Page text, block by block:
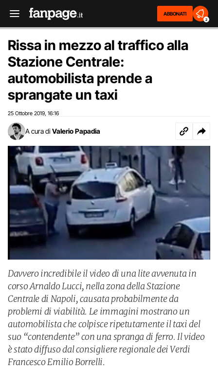
ABBONATI
2
Rissa in mezzo al traffico alla
Stazione Centrale:
automobilista prende a
sprangate un taxi
25 Ottobre 2019 16:16
A cura di Valerio Papadia
Davvero incredibile il video di una lite avvenuta in
corso Arnaldo Lucci, nella zona della Stazione
Centrale di Napoli, causata probabilmente da
problemi di viabilità. Le immagini mostrano un
automobilista che colpisce ripetutamente il taxi del
suo “contendente” con una spranga di ferro. Il video
è stato diffuso dal consigliere regionale dei Verdi
Francesco Emilio Borrelli.